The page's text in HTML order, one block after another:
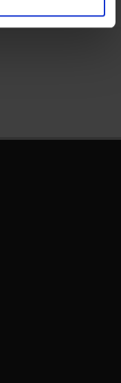
inoltre
combinarle